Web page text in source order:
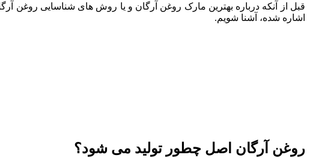
قبل از آنکه درباره بهترین مارک روغن آرگان و یا روش های شناسایی روغن
اشاره شده، آشنا شویم.
روغن آرگان اصل چطور تولید می شود؟